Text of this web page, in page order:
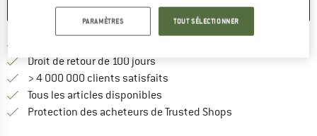
ENREGISTRER COMPARER
Droit de retour de 100 jours
> 4 000 000 clients satisfaits
Tous les articles disponibles
Protection des acheteurs de Trusted Shops
PARAMÈTRES TOUT SÉLECTIONNER